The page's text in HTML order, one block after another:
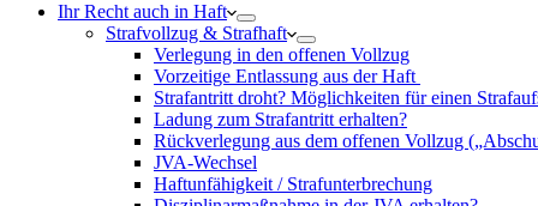
Ihr Recht auch in Haft
Strafvollzug & Strafhaft
Verlegung in den offenen Vollzug
Vorzeitige Entlassung aus der Haft
Strafantritt droht? Möglichkeiten für einen
Ladung zum Strafantritt erhalten?
Rückverlegung aus dem offenen Vollzug
JVA-Wechsel
Haftunfähigkeit / Strafunterbrechung